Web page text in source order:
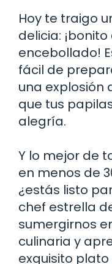
Hoy te traigo
delicia:
encebollado!
fácil de
una explosión
que tus
alegría.
Y lo mejor de
en menos de
¿estás listo
chef estrella
sumergirnos
culinaria y
exquisito